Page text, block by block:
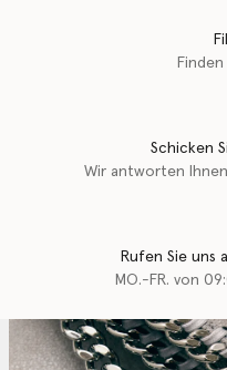
Schicken
Wir antworten
Rufen Sie uns
MO.-FR. von